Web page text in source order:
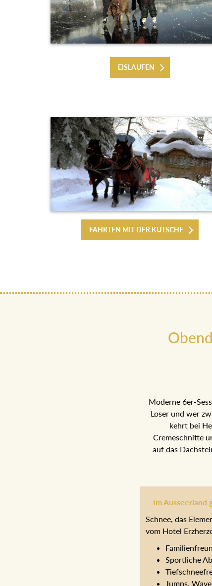
EISLAUFEN
FAHRTEN MIT DER KUTSCHE
Moderne 6er-
Loser und wer
kehrt bei
Cremeschnitte
auf das
Im Ausseerland
Schnee, das
vom Hotel
Sportliche
Jumps,